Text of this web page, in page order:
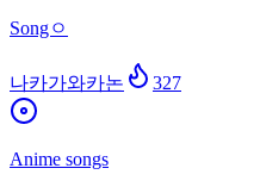
Songㅇ
나카가와카논 327
Anime songs